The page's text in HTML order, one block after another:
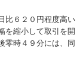
比６２０円程度高い
を縮小して取引を開
零時４９分には、同